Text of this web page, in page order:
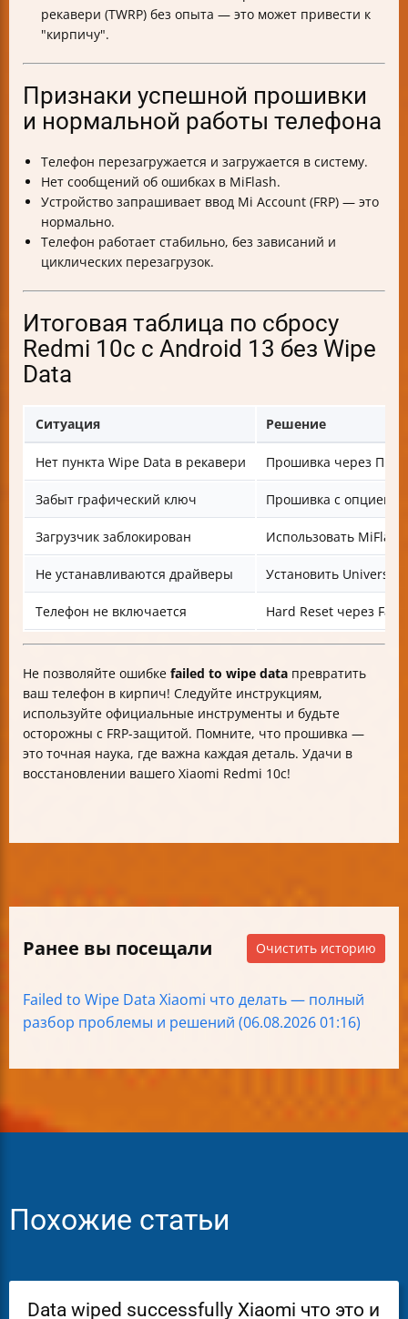
рекавери (TWRP) без опыта — это может привести к
"кирпичу".
Признаки успешной прошивки
и нормальной работы телефона
Телефон перезагружается и загружается в систему.
Нет сообщений об ошибках в MiFlash.
Устройство запрашивает ввод Mi Account (FRP) — это
нормально.
Телефон работает стабильно, без зависаний и
циклических перезагрузок.
Итоговая таблица по сбросу
Redmi 10c с Android 13 без Wipe
Data
Ситуация Решение
Нет пункта Wipe Data в рекавери Прошивка через ПК с
Забыт графический ключ Прошивка с опцией
Загрузчик заблокирован Использовать
Не устанавливаются драйверы Установить Universal
Телефон не включается Hard Reset через
Не позволяйте ошибке failed to wipe data превратить
ваш телефон в кирпич! Следуйте инструкциям,
используйте официальные инструменты и будьте
осторожны с FRP-защитой. Помните, что прошивка —
это точная наука, где важна каждая деталь. Удачи в
восстановлении вашего Xiaomi Redmi 10c!
Ранее вы посещали Очистить историю
Failed to Wipe Data Xiaomi что делать — полный
разбор проблемы и решений (06.08.2026 01:16)
Похожие статьи
Data wiped successfully Xiaomi что это и